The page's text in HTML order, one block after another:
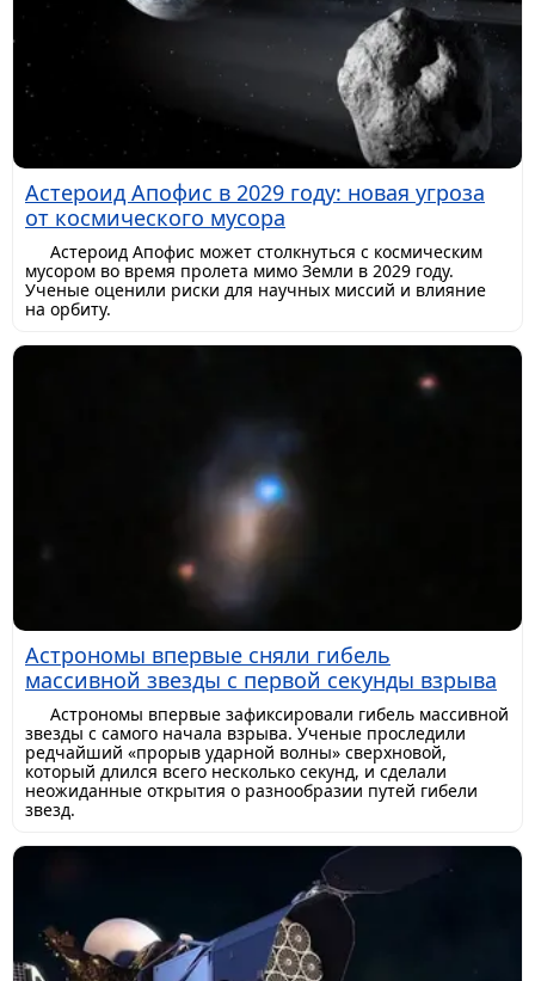
Астероид Апофис в 2029 году: новая угроза
от космического мусора
Астероид Апофис может столкнуться с космическим
мусором во время пролета мимо Земли в 2029 году.
Ученые оценили риски для научных миссий и влияние
на орбиту.
Астрономы впервые сняли гибель
массивной звезды с первой секунды взрыва
Астрономы впервые зафиксировали гибель массивной
звезды с самого начала взрыва. Ученые проследили
редчайший «прорыв ударной волны» сверхновой,
который длился всего несколько секунд, и сделали
неожиданные открытия о разнообразии путей гибели
звезд.